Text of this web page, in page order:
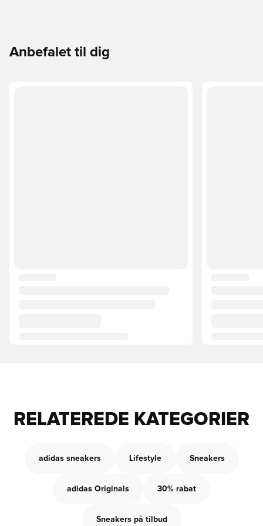
Anbefalet til dig
RELATEREDE KATEGORIER
adidas sneakers Lifestyle Sneakers
adidas Originals 30% rabat
Sneakers på tilbud